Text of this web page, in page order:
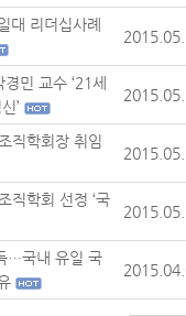
대 리더십사례
민 교수 ‘21세
’
직학회장 취임
직학회 선정 ‘국
…국내 유일 국